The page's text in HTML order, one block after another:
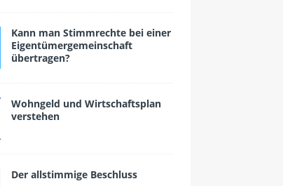
Kann man Stimmrechte bei einer
Eigentümergemeinschaft
übertragen?
Wohngeld und Wirtschaftsplan
verstehen
Der allstimmige Beschluss